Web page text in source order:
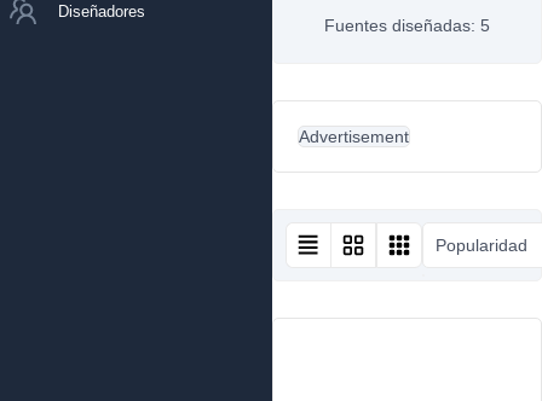
Diseñadores
Fuentes diseñadas: 5
Advertisement
Popularidad